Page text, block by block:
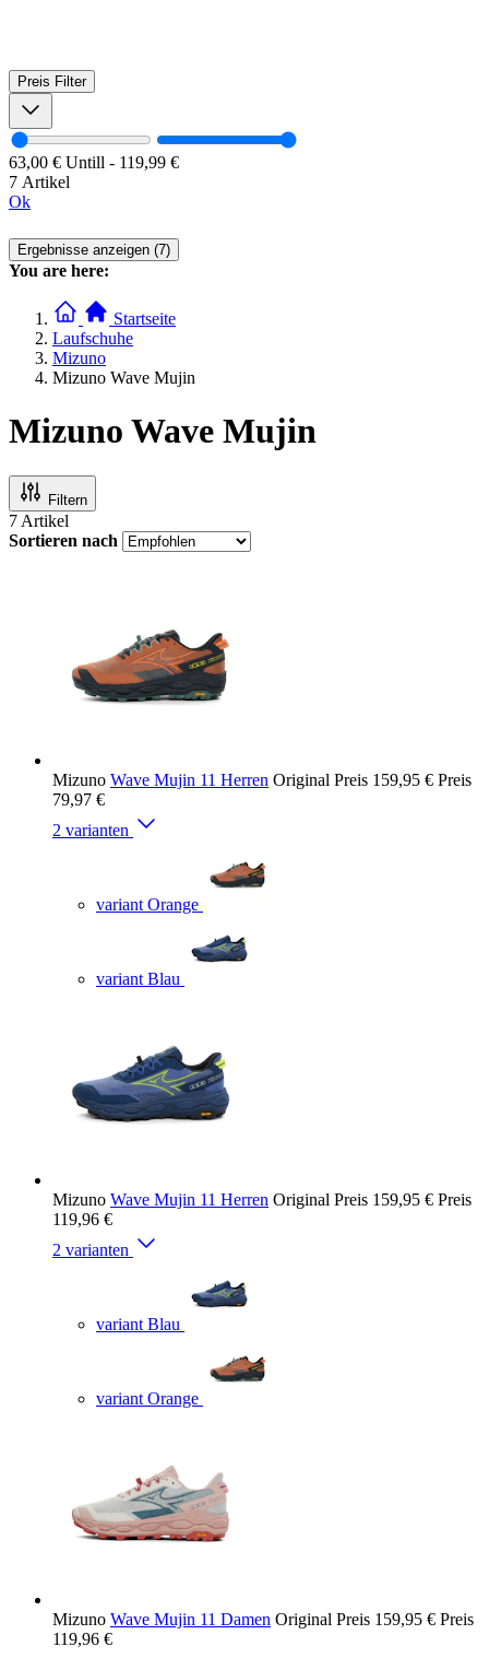
Preis Filter
63,00 € Untill - 119,99 €
7 Artikel
Ok
Ergebnisse anzeigen (7)
You are here:
Startseite
Laufschuhe
Mizuno
Mizuno Wave Mujin
Mizuno Wave Mujin
Filtern
7 Artikel
Sortieren nach
Mizuno Wave Mujin 11 Herren Original Preis 159,95 € Preis
79,97 €
2 varianten
variant Orange
variant Blau
Mizuno Wave Mujin 11 Herren Original Preis 159,95 € Preis
119,96 €
2 varianten
variant Blau
variant Orange
Mizuno Wave Mujin 11 Damen Original Preis 159,95 € Preis
119,96 €